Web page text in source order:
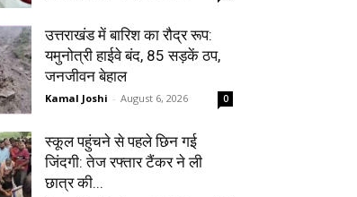
उत्तराखंड में बारिश का रौद्र रूप:
यमुनोत्री हाईवे बंद, 85 सड़कें ठप,
जनजीवन बेहाल
Kamal Joshi - August 6, 2026 0
स्कूल पहुंचने से पहले छिन गई
जिंदगी: तेज रफ्तार टैंकर ने ली
छात्र की...